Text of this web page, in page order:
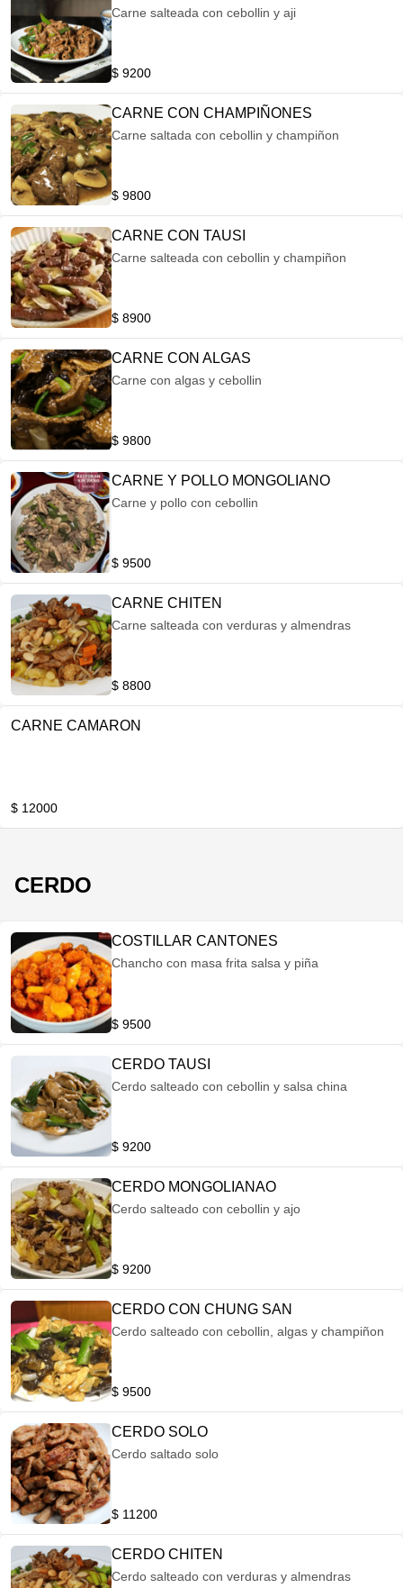
Carne salteada con cebollin y aji
$ 9200
CARNE CON CHAMPIÑONES
Carne saltada con cebollin y champiñon
$ 9800
CARNE CON TAUSI
Carne salteada con cebollin y champiñon
$ 8900
CARNE CON ALGAS
Carne con algas y cebollin
$ 9800
CARNE Y POLLO MONGOLIANO
Carne y pollo con cebollin
$ 9500
CARNE CHITEN
Carne salteada con verduras y almendras
$ 8800
CARNE CAMARON
$ 12000
CERDO
COSTILLAR CANTONES
Chancho con masa frita salsa y piña
$ 9500
CERDO TAUSI
Cerdo salteado con cebollin y salsa china
$ 9200
CERDO MONGOLIANAO
Cerdo salteado con cebollin y ajo
$ 9200
CERDO CON CHUNG SAN
Cerdo salteado con cebollin, algas y champiñon
$ 9500
CERDO SOLO
Cerdo saltado solo
$ 11200
CERDO CHITEN
Cerdo salteado con verduras y almendras